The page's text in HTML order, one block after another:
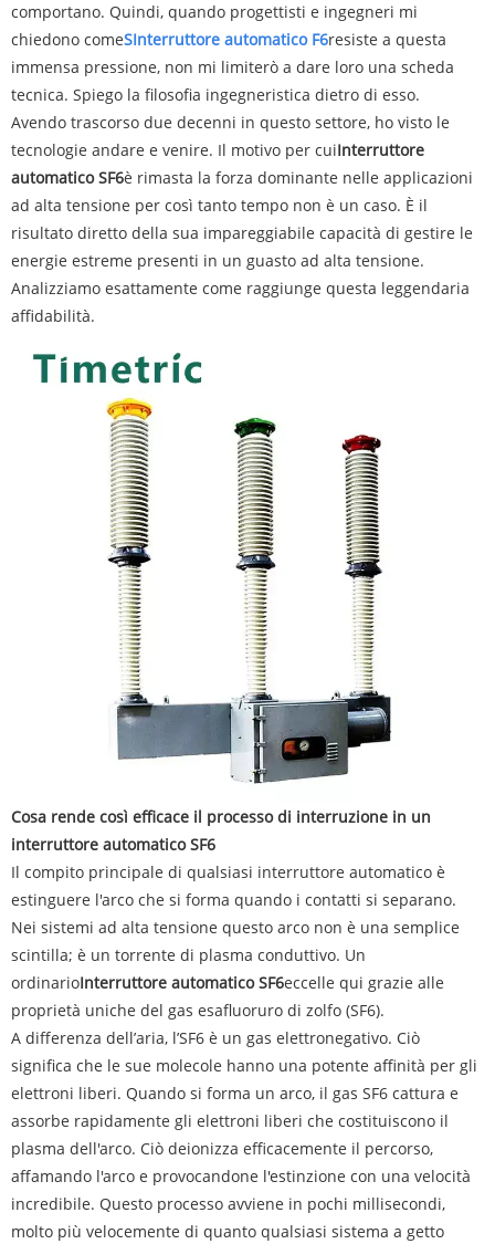
comportano. Quindi, quando progettisti e ingegneri mi
chiedono comeSInterruttore automatico F6resiste a questa
immensa pressione, non mi limiterò a dare loro una scheda
tecnica. Spiego la filosofia ingegneristica dietro di esso.
Avendo trascorso due decenni in questo settore, ho visto le
tecnologie andare e venire. Il motivo per cuiInterruttore
automatico SF6è rimasta la forza dominante nelle applicazioni
ad alta tensione per così tanto tempo non è un caso. È il
risultato diretto della sua impareggiabile capacità di gestire le
energie estreme presenti in un guasto ad alta tensione.
Analizziamo esattamente come raggiunge questa leggendaria
affidabilità.
Cosa rende così efficace il processo di interruzione in un
interruttore automatico SF6
Il compito principale di qualsiasi interruttore automatico è
estinguere l'arco che si forma quando i contatti si separano.
Nei sistemi ad alta tensione questo arco non è una semplice
scintilla; è un torrente di plasma conduttivo. Un
ordinarioInterruttore automatico SF6eccelle qui grazie alle
proprietà uniche del gas esafluoruro di zolfo (SF6).
A differenza dell’aria, l’SF6 è un gas elettronegativo. Ciò
significa che le sue molecole hanno una potente affinità per gli
elettroni liberi. Quando si forma un arco, il gas SF6 cattura e
assorbe rapidamente gli elettroni liberi che costituiscono il
plasma dell'arco. Ciò deionizza efficacemente il percorso,
affamando l'arco e provocandone l'estinzione con una velocità
incredibile. Questo processo avviene in pochi millisecondi,
molto più velocemente di quanto qualsiasi sistema a getto